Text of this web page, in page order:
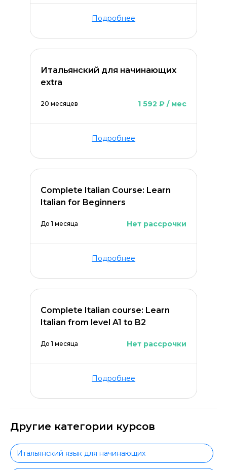
Подробнее
Итальянский для начинающих
extra
20 месяцев 1 592 ₽ / мес
Подробнее
Complete Italian Course: Learn
Italian for Beginners
До 1 месяца Нет рассрочки
Подробнее
Complete Italian course: Learn
Italian from level A1 to B2
До 1 месяца Нет рассрочки
Подробнее
Другие категории курсов
Итальянский язык для начинающих